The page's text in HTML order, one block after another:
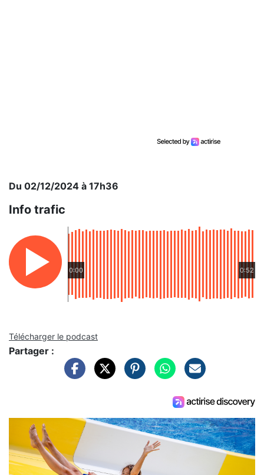
Du 02/12/2024 à 17h36
Info trafic
0:00 0:52
Télécharger le podcast
Partager :